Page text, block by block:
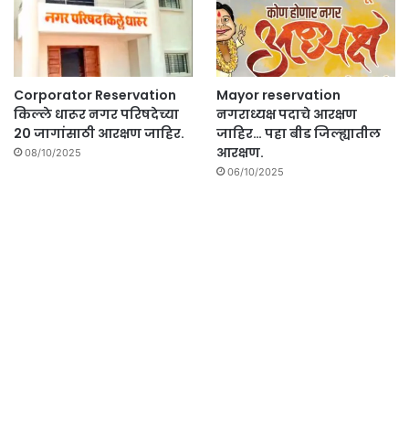
Corporator Reservation
किल्ले धारूर नगर परिषदेच्या
20 जागांसाठी आरक्षण जाहिर.
08/10/2025
Mayor reservation
नगराध्यक्ष पदाचे आरक्षण
जाहिर… पहा बीड जिल्ह्यातील
आरक्षण.
06/10/2025